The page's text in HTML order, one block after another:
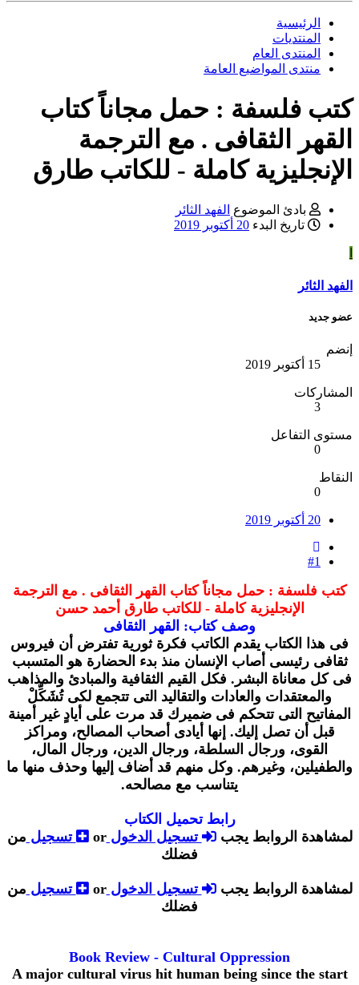
الرئيسية
المنتديات
المنتدى العام
منتدى المواضيع العامة
كتب فلسفة : حمل مجاناً كتاب
القهر الثقافى . مع الترجمة
الإنجليزية كاملة - للكاتب طارق
بادئ الموضوع الفهد الثائر
تاريخ البدء 20 أكتوبر 2019
الفهد الثائر
عضو جديد
إنضم
15 أكتوبر 2019
المشاركات
3
مستوى التفاعل
0
النقاط
0
20 أكتوبر 2019
#1
كتب فلسفة : حمل مجاناً كتاب القهر الثقافى . مع الترجمة
الإنجليزية كاملة - للكاتب طارق أحمد حسن
وصف كتاب: القهر الثقافى
فى هذا الكتاب يقدم الكاتب فكرة ثورية تفترض أن فيروس
ثقافى رئيسى أصاب الإنسان منذ بدء الحضارة هو المتسبب
فى كل معاناة البشر. فكل القيم الثقافية والمبادئ والمذاهب
والمعتقدات والعادات والتقاليد التى تتجمع لكى تُشَكِّلْ
المفاتيح التى تتحكم فى ضميرك قد مرت على أيادٍ غير أمينة
قبل أن تصل إليك. إنها أيادى أصحاب المصالح، ومراكز
القوى، ورجال السلطة، ورجال الدين، ورجال المال،
والطفيلين، وغيرهم. وكل منهم قد أضاف إليها وحذف منها ما
يتناسب مع مصالحه.
رابط تحميل الكتاب
لمشاهدة الروابط يجب
تسجيل الدخولor تسجيل من
فضلك
لمشاهدة الروابط يجب تسجيل الدخولor تسجيل من
فضلك
Book Review - Cultural Oppression
A major cultural virus hit human being since the start